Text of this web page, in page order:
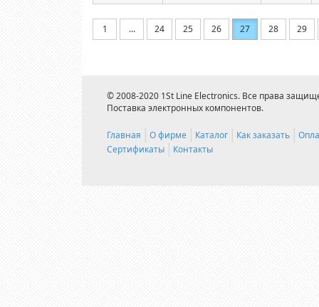
1 ... 24 25 26 27 28 29
© 2008-2020 1St Line Electronics. Все права
Поставка электронных компонентов.
Главная О фирме Каталог Как заказать
Сертификаты
Контакты